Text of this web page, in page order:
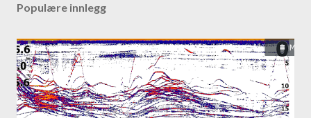
Populære innlegg